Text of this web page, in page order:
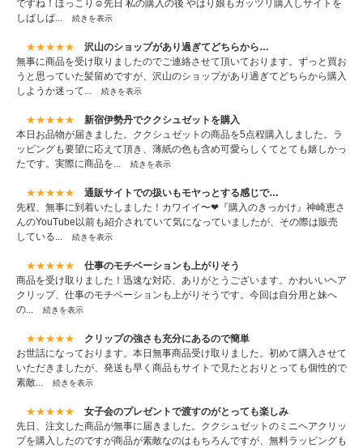
ですね！ほっこり☺️先日 私の購入の後 やはり娘もガッツリ購入しサイトを
しばしば...
続きを表示
★★★★★
沢山のショップがあり過ぎてどちらから…
無事に商品を受け取りましたのでご連絡させて頂いております。ずっと買お
うと思っていた髪留めですが、沢山のショップがあり過ぎてどちらから購入
しようか迷って...
続きを表示
★★★★★
新宿伊勢丹でククシュゼットを購入
本日お品物が届きました。ククシュゼットの商品を5点程購入しました。ラ
ッピングも要望に応えて頂き、薄紙の色も含め可愛らしくてとても嬉しかっ
たです。実際に商品を...
続きを表示
★★★★★
通販サイトでの扱いもモヤっとする感じで…
先程、無事に到着いたしました！カワイイ〜❤『購入のきっかけ』神崎恵さ
んのYouTube以前も紹介されていて気になっていましたが、その際は販売
している...
続きを表示
★★★★★
仕事のモチベーションも上がりそう
商品を受け取りました！迅速な対応、ありがとうございます。かわいいヘア
クリップ、仕事のモチベーションも上がりそうです。今回は自分用と妹へ
の...
続きを表示
★★★★★
クリップの強さも充分にあるので簡単
お世話になっております。本日無事商品受け取りました。初めて購入させて
いただきましたが、発送も早く商品もサイトで見たとおりとっても個性的で
素敵...
続きを表示
★★★★★
女子会のプレゼントで渡すのがとっても楽しみ
先日、注文した商品が無事に届きました。ククシュゼットのミニヘアクリッ
プを購入したのですが商品が素敵なのはもちろんですが、無料ラッピングも